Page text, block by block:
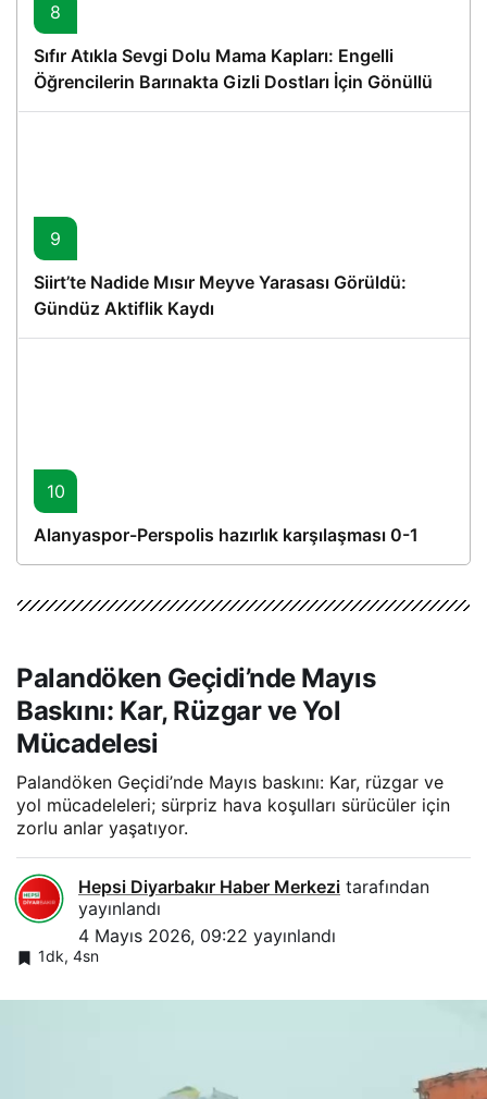
8
Sıfır Atıkla Sevgi Dolu Mama Kapları: Engelli
Öğrencilerin Barınakta Gizli Dostları İçin Gönüllü
Proje
9
Siirt’te Nadide Mısır Meyve Yarasası Görüldü:
Gündüz Aktiflik Kaydı
10
Alanyaspor-Perspolis hazırlık karşılaşması 0-1
Palandöken Geçidi’nde Mayıs
Baskını: Kar, Rüzgar ve Yol
Mücadelesi
Palandöken Geçidi’nde Mayıs baskını: Kar, rüzgar ve
yol mücadeleleri; sürpriz hava koşulları sürücüler için
zorlu anlar yaşatıyor.
Hepsi Diyarbakır Haber Merkezi tarafından
yayınlandı
4 Mayıs 2026, 09:22 yayınlandı
1dk, 4sn